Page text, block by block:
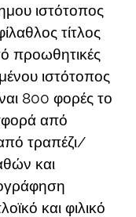
ιστότοπος
τίτλος
προωθητικές
ιστότοπος
800 φορές το
από
τραπέζι/
και
και φιλικό